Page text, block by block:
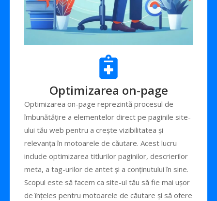
Optimizarea on-page
Optimizarea on-page reprezintă procesul de
îmbunătățire a elementelor direct pe paginile site-
ului tău web pentru a crește vizibilitatea și
relevanța în motoarele de căutare. Acest lucru
include optimizarea titlurilor paginilor, descrierilor
meta, a tag-urilor de antet și a conținutului în sine.
Scopul este să facem ca site-ul tău să fie mai ușor
de înțeles pentru motoarele de căutare și să ofere